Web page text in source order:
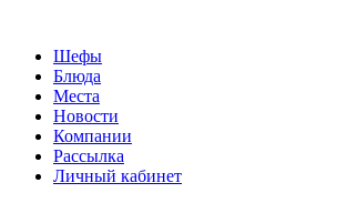
Шефы
Блюда
Места
Новости
Компании
Рассылка
Личный кабинет